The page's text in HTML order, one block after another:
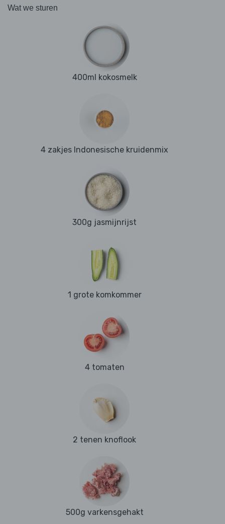
Wat we sturen
400ml kokosmelk
4 zakjes Indonesische kruidenmix
300g jasmijnrijst
1 grote komkommer
4 tomaten
2 tenen knoflook
500g varkensgehakt